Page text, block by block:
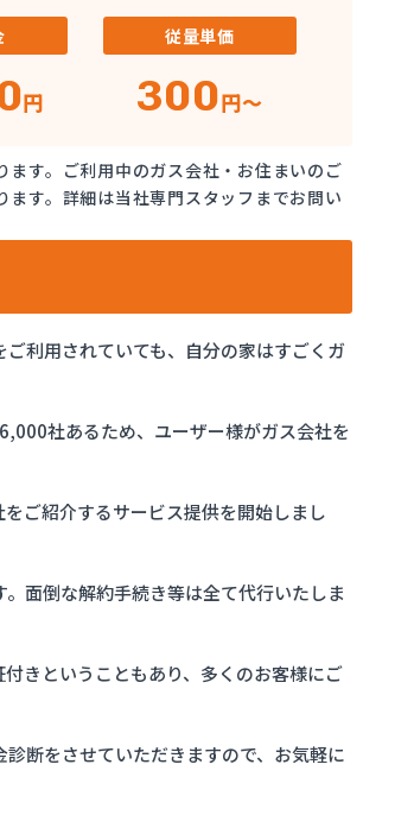
円
従量単価
300円～
す。ご利用中のガス会社・お住まいのご
ます。詳細は当社専門スタッフまでお問い
利用されていても、自分の家はすごくガ
社あるため、ユーザー様がガス会社を
ご紹介するサービス提供を開始しまし
面倒な解約手続き等は全て代行いたしま
きということもあり、多くのお客様にご
断をさせていただきますので、お気軽に